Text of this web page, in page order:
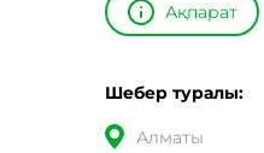
Ақпарат
Шебер туралы:
Алматы